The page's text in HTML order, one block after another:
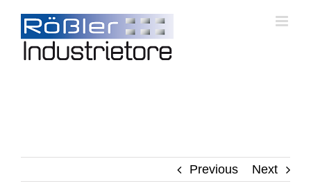
content
Previous Next